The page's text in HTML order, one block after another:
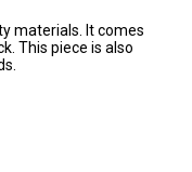
materials. It comes
This piece is also